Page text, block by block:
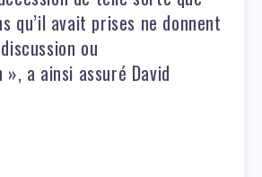
qu’il avait prises ne donnent
ou
a ainsi assuré David